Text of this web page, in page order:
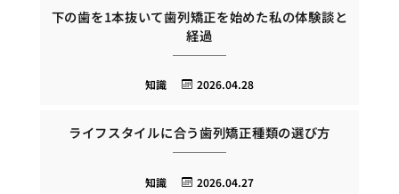
下の歯を1本抜いて歯列矯正を始めた私の体験談と
経過
2026.04.28
知識
ライフスタイルに合う歯列矯正種類の選び方
2026.04.27
知識